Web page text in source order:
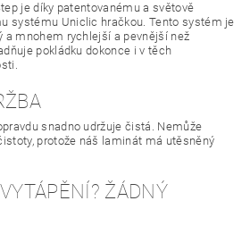
je díky patentovanému a světově
systému Uniclic hračkou. Tento systém je
a mnohem rychlejší a pevnější než
pokládku dokonce i v těch
snadno udržuje čistá. Nemůže
protože náš laminát má utěsněný
ŽÁDNÝ